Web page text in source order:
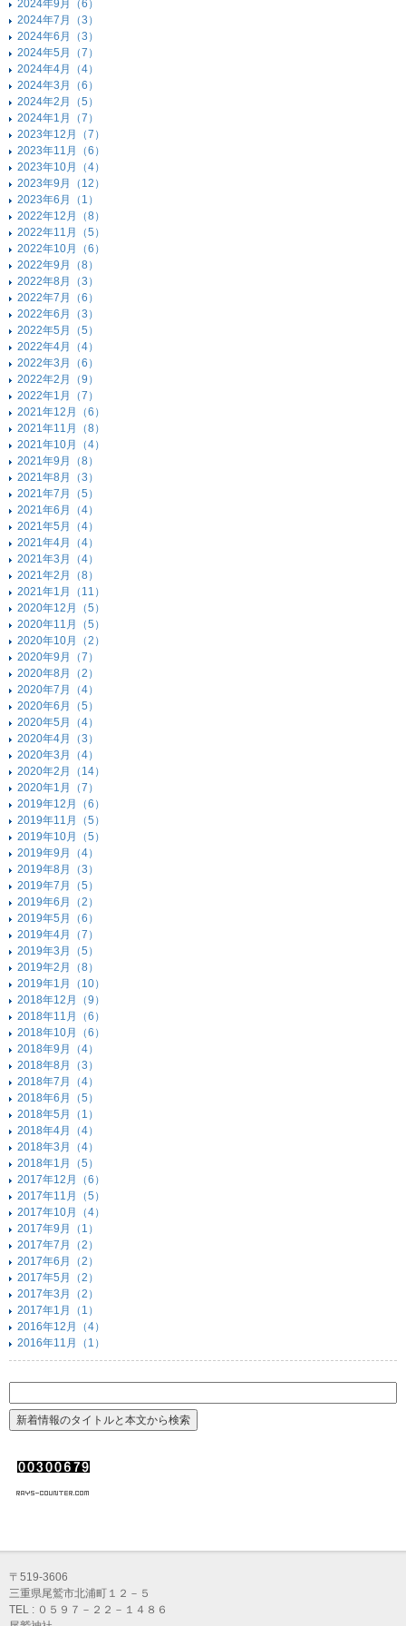
2024年9月（6）
2024年7月（3）
2024年6月（3）
2024年5月（7）
2024年4月（4）
2024年3月（6）
2024年2月（5）
2024年1月（7）
2023年12月（7）
2023年11月（6）
2023年10月（4）
2023年9月（12）
2023年6月（1）
2022年12月（8）
2022年11月（5）
2022年10月（6）
2022年9月（8）
2022年8月（3）
2022年7月（6）
2022年6月（3）
2022年5月（5）
2022年4月（4）
2022年3月（6）
2022年2月（9）
2022年1月（7）
2021年12月（6）
2021年11月（8）
2021年10月（4）
2021年9月（8）
2021年8月（3）
2021年7月（5）
2021年6月（4）
2021年5月（4）
2021年4月（4）
2021年3月（4）
2021年2月（8）
2021年1月（11）
2020年12月（5）
2020年11月（5）
2020年10月（2）
2020年9月（7）
2020年8月（2）
2020年7月（4）
2020年6月（5）
2020年5月（4）
2020年4月（3）
2020年3月（4）
2020年2月（14）
2020年1月（7）
2019年12月（6）
2019年11月（5）
2019年10月（5）
2019年9月（4）
2019年8月（3）
2019年7月（5）
2019年6月（2）
2019年5月（6）
2019年4月（7）
2019年3月（5）
2019年2月（8）
2019年1月（10）
2018年12月（9）
2018年11月（6）
2018年10月（6）
2018年9月（4）
2018年8月（3）
2018年7月（4）
2018年6月（5）
2018年5月（1）
2018年4月（4）
2018年3月（4）
2018年1月（5）
2017年12月（6）
2017年11月（5）
2017年10月（4）
2017年9月（1）
2017年7月（2）
2017年6月（2）
2017年5月（2）
2017年3月（2）
2017年1月（1）
2016年12月（4）
2016年11月（1）
〒519-3606
三重県尾鷲市北浦町１２－５
TEL : ０５９７－２２－１４８６